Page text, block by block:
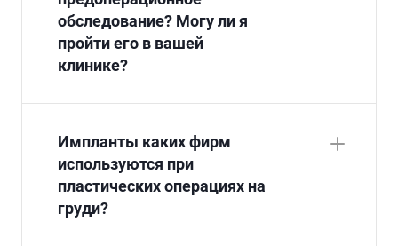
обследование? Могу ли я
пройти его в вашей
клинике?
Импланты каких фирм
используются при
пластических операциях на
груди?